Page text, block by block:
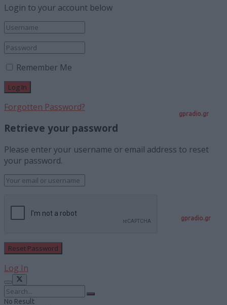
gpradio.gr
Login to your account below
Remember Me
Forgotten Password?
Retrieve your password
Please enter your username or email address to reset
your password.
Log In
No Result
gpradio.gr